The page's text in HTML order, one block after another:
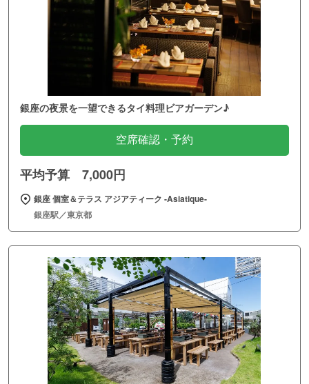
銀座の夜景を一望できるタイ料理ビアガーデン♪
空席確認・予約
平均予算 7,000円
銀座 個室＆テラス アジアティーク ‐Asiatique‐
銀座駅／東京都